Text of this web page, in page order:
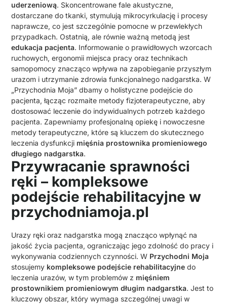
uderzeniową. Skoncentrowane fale akustyczne,
dostarczane do tkanki, stymulują mikrocyrkulację i procesy
naprawcze, co jest szczególnie pomocne w przewlekłych
przypadkach. Ostatnią, ale równie ważną metodą jest
edukacja pacjenta. Informowanie o prawidłowych wzorcach
ruchowych, ergonomii miejsca pracy oraz technikach
samopomocy znacząco wpływa na zapobieganie przyszłym
urazom i utrzymanie zdrowia funkcjonalnego nadgarstka. W
„Przychodnia Moja” dbamy o holistyczne podejście do
pacjenta, łącząc rozmaite metody fizjoterapeutyczne, aby
dostosować leczenie do indywidualnych potrzeb każdego
pacjenta. Zapewniamy profesjonalną opiekę i nowoczesne
metody terapeutyczne, które są kluczem do skutecznego
leczenia dysfunkcji mięśnia prostownika promieniowego
długiego nadgarstka.
Przywracanie sprawności
ręki – kompleksowe
podejście rehabilitacyjne w
przychodniamoja.pl
Urazy ręki oraz nadgarstka mogą znacząco wpłynąć na
jakość życia pacjenta, ograniczając jego zdolność do pracy i
wykonywania codziennych czynności. W Przychodni Moja
stosujemy kompleksowe podejście rehabilitacyjne do
leczenia urazów, w tym problemów z mięśniem
prostownikiem promieniowym długim nadgarstka. Jest to
kluczowy obszar, który wymaga szczególnej uwagi w